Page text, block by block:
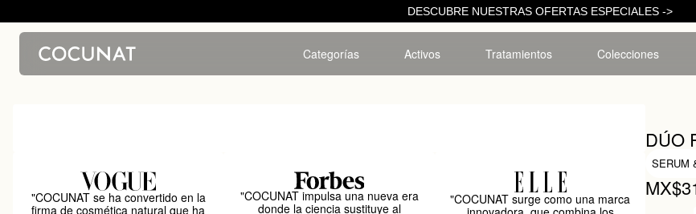
DESCUBRE NUESTRAS OFERTAS ESPECIALES ->
Categorías Activos Tratamientos Colecciones
"COCUNAT se ha convertido en la
firma de cosmética natural que ha
"COCUNAT impulsa una nueva era
donde la ciencia sustituye al
"COCUNAT surge como una marca
DÚO
SERUM